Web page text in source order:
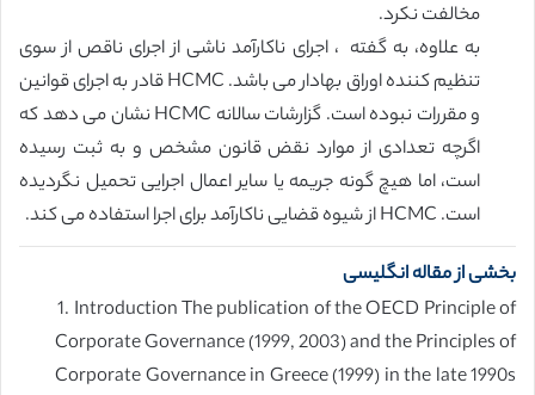
مخالفت نکرد.
به علاوه، به گفته ، اجرای ناکارآمد ناشی از اجرای ناقص از سوی
تنظیم کننده اوراق بهادار می باشد. HCMC قادر به اجرای قوانین
و مقررات نبوده است. گزارشات سالانه HCMC نشان می دهد که
اگرچه تعدادی از موارد نقض قانون مشخص و به ثبت رسیده
است، اما هیچ گونه جریمه یا سایر اعمال اجرایی تحمیل نگردیده
است. HCMC از شیوه قضایی ناکارآمد برای اجرا استفاده می کند.
بخشی از مقاله انگلیسی
1. Introduction The publication of the OECD Principle of
Corporate Governance (1999, 2003) and the Principles of
Corporate Governance in Greece (1999) in the late 1990s